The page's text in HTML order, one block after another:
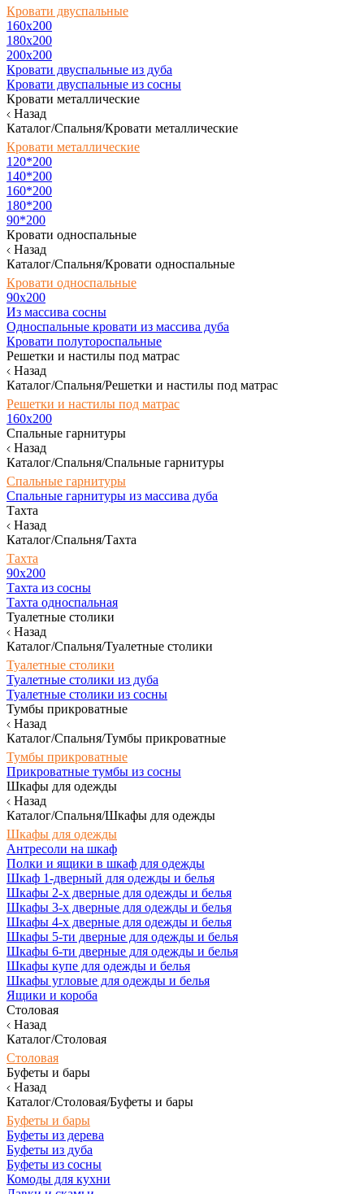
Кровати двуспальные
160х200
180x200
200x200
Кровати двуспальные из дуба
Кровати двуспальные из сосны
Кровати металлические
Назад
Каталог/Спальня/Кровати металлические
Кровати металлические
120*200
140*200
160*200
180*200
90*200
Кровати односпальные
Назад
Каталог/Спальня/Кровати односпальные
Кровати односпальные
90х200
Из массива сосны
Односпальные кровати из массива дуба
Кровати полутороспальные
Решетки и настилы под матрас
Назад
Каталог/Спальня/Решетки и настилы под матрас
Решетки и настилы под матрас
160х200
Спальные гарнитуры
Назад
Каталог/Спальня/Спальные гарнитуры
Спальные гарнитуры
Спальные гарнитуры из массива дуба
Тахта
Назад
Каталог/Спальня/Тахта
Тахта
90х200
Тахта из сосны
Тахта односпальная
Туалетные столики
Назад
Каталог/Спальня/Туалетные столики
Туалетные столики
Туалетные столики из дуба
Туалетные столики из сосны
Тумбы прикроватные
Назад
Каталог/Спальня/Тумбы прикроватные
Тумбы прикроватные
Прикроватные тумбы из сосны
Шкафы для одежды
Назад
Каталог/Спальня/Шкафы для одежды
Шкафы для одежды
Антресоли на шкаф
Полки и ящики в шкаф для одежды
Шкаф 1-дверный для одежды и белья
Шкафы 2-х дверные для одежды и белья
Шкафы 3-х дверные для одежды и белья
Шкафы 4-х дверные для одежды и белья
Шкафы 5-ти дверные для одежды и белья
Шкафы 6-ти дверные для одежды и белья
Шкафы купе для одежды и белья
Шкафы угловые для одежды и белья
Ящики и короба
Столовая
Назад
Каталог/Столовая
Столовая
Буфеты и бары
Назад
Каталог/Столовая/Буфеты и бары
Буфеты и бары
Буфеты из дерева
Буфеты из дуба
Буфеты из сосны
Комоды для кухни